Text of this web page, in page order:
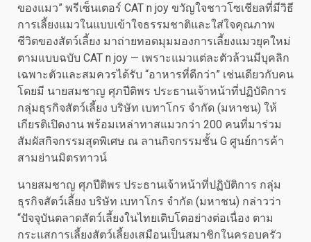
ของแมว” พรีเซ็นเตอร์ CAT n joy ขวัญใจชาวโซเชียลที่มีวิธี
การเลี้ยงแมวในแบบเข้าใจธรรมชาติและใส่ใจคุณภาพ
ชีวิตของสัตว์เลี้ยง มาถ่ายทอดมุมมองการเลี้ยงแมวยุคใหม่
ตามแบบฉบับ CAT n joy — เพราะแมวแต่ละตัวล้วนมีบุคลิก
เฉพาะตัวและสมควรได้รับ “อาหารที่ดีกว่า” เช่นเดียวกับคน
โดยมี นายสมชาญ ศุภปีติพร ประธานเจ้าหน้าที่ปฏิบัติการ
กลุ่มธุรกิจสัตว์เลี้ยง บริษัท เบทาโกร จำกัด (มหาชน) ให้
เกียรติเปิดงาน พร้อมเหล่าทาสแมวกว่า 200 คนที่มาร่วม
สัมผัสกิจกรรมสุดพิเศษ ณ ลานกิจกรรมชั้น G ศูนย์การค้า
สามย่านมิตรทาวน์
นายสมชาญ ศุภปีติพร ประธานเจ้าหน้าที่ปฏิบัติการ กลุ่ม
ธุรกิจสัตว์เลี้ยง บริษัท เบทาโกร จำกัด (มหาชน) กล่าวว่า
“ปัจจุบันตลาดสัตว์เลี้ยงในไทยเติบโตอย่างต่อเนื่อง ตาม
กระแสการเลี้ยงสัตว์เลี้ยงเสมือนเป็นสมาชิกในครอบครัว